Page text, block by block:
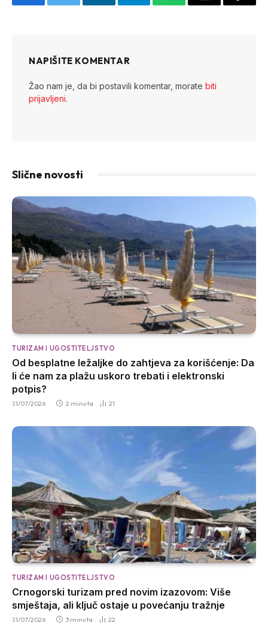
FacebookTwitter LinkedInTelegramWhatsAppEmail
Copy
NAPIŠITE KOMENTAR
Žao nam je, da bi postavili komentar, morate biti
prijavljeni.
Slične novosti
TURIZAM I UGOSTITELJSTVO
Od besplatne ležaljke do zahtjeva za korišćenje: Da
li će nam za plažu uskoro trebati i elektronski
potpis?
21/07/2026 2 minuta 21
TURIZAM I UGOSTITELJSTVO
Crnogorski turizam pred novim izazovom: Više
smještaja, ali ključ ostaje u povećanju tražnje
21/07/2026 3 minuta 22